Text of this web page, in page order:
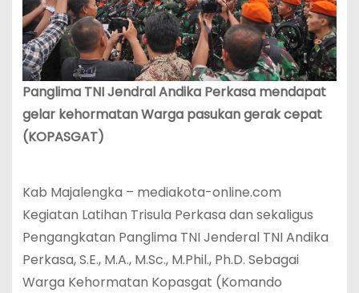
Panglima TNI Jendral Andika Perkasa mendapat
gelar kehormatan Warga pasukan gerak cepat
(KOPASGAT)
Kab Majalengka – mediakota-online.com
Kegiatan Latihan Trisula Perkasa dan sekaligus
Pengangkatan Panglima TNI Jenderal TNI Andika
Perkasa, S.E., M.A., M.Sc., M.Phil., Ph.D. Sebagai
Warga Kehormatan Kopasgat (Komando